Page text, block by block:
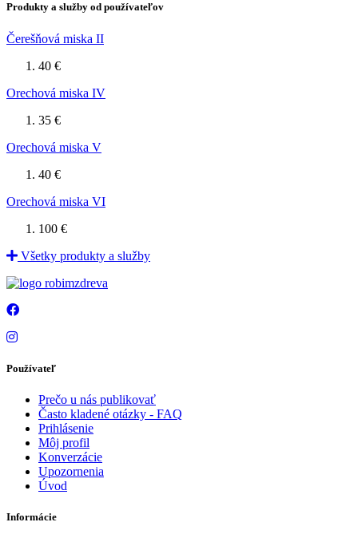
Produkty a služby od používateľov
Čerešňová miska II
40 €
Orechová miska IV
35 €
Orechová miska V
40 €
Orechová miska VI
100 €
Všetky produkty a služby
Používateľ
Prečo u nás publikovať
Často kladené otázky - FAQ
Prihlásenie
Môj profil
Konverzácie
Upozornenia
Úvod
Informácie